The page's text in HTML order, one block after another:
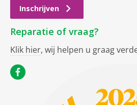
Inschrijven
Reparatie of vraag?
Klik hier, wij helpen u graag